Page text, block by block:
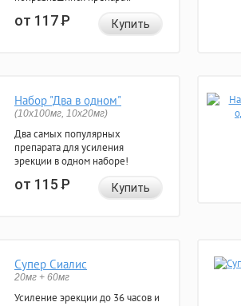
от 117Р Купить
Набор "Два в одном"
(10x100мг, 10x20мг)
Два самых популярных
препарата для усиления
эрекции в одном наборе!
от 115Р Купить
Супер Сиалис
20мг + 60мг
Усиление эрекции до 36 часов и